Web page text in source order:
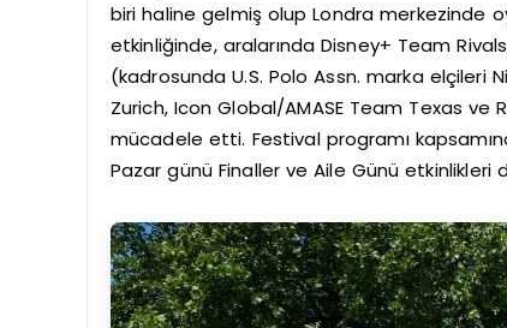
biri haline gelmiş olup Londra merkezinde
etkinliğinde, aralarında Disney+ Team
(kadrosunda U.S. Polo Assn. marka elçileri
Zurich, Icon Global/AMASE Team Texas ve
mücadele etti. Festival programı
Pazar günü Finaller ve Aile Günü etkinlikleri